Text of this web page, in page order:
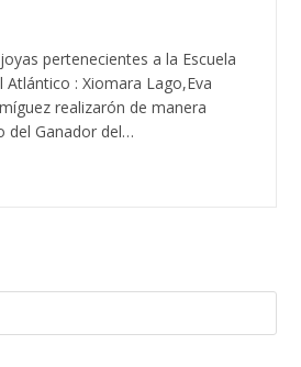
pertenecientes a la Escuela
Atlántico : Xiomara Lago,Eva
realizarón de manera
del Ganador del…